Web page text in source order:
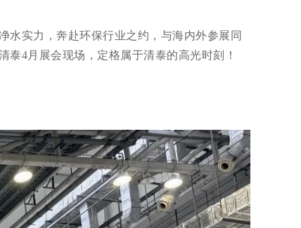
水实力，奔赴环保行业之约，与海内外参展同
4月展会现场，定格属于清泰的高光时刻！